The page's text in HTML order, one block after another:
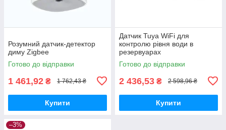
Розумний датчик-детектор
диму Zigbee
Готово до відправки
1 461,92 ₴ 1 762,43 ₴
Купити
Датчик Tuya WiFi для
контролю рівня води в
резервуарах
Готово до відправки
2 436,53 ₴ 2 598,96 ₴
Купити
–3%